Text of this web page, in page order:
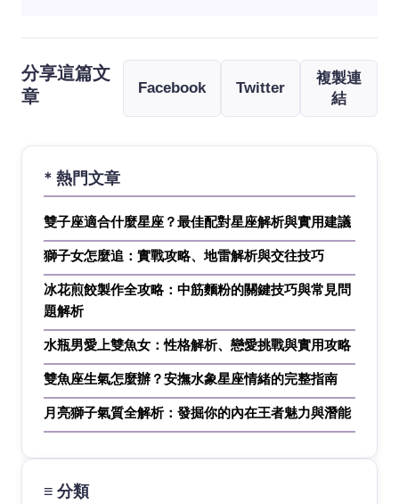
分享這篇文
章
Facebook Twitter
複製連
結
* 熱門文章
雙子座適合什麼星座？最佳配對星座解析與實用建議
獅子女怎麼追：實戰攻略、地雷解析與交往技巧
冰花煎餃製作全攻略：中筋麵粉的關鍵技巧與常見問
題解析
水瓶男愛上雙魚女：性格解析、戀愛挑戰與實用攻略
雙魚座生氣怎麼辦？安撫水象星座情緒的完整指南
月亮獅子氣質全解析：發掘你的內在王者魅力與潛能
≡ 分類